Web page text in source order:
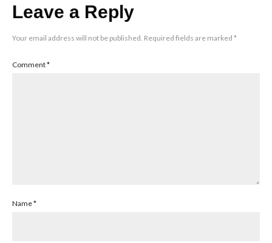
Leave a Reply
Your email address will not be published. Required fields are marked *
Comment*
Name*